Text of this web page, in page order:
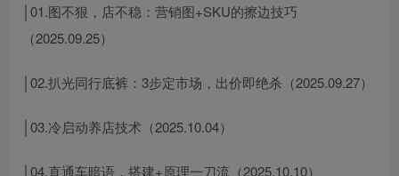
│01.图不狠，店不稳：营销图+SKU的擦边技巧
（2025.09.25）
│02.扒光同行底裤：3步定市场，出价即绝杀（2025.09.27）
│03.冷启动养店技术（2025.10.04）
│04.直通车暗语，搭建+原理一刀流（2025.10.10）